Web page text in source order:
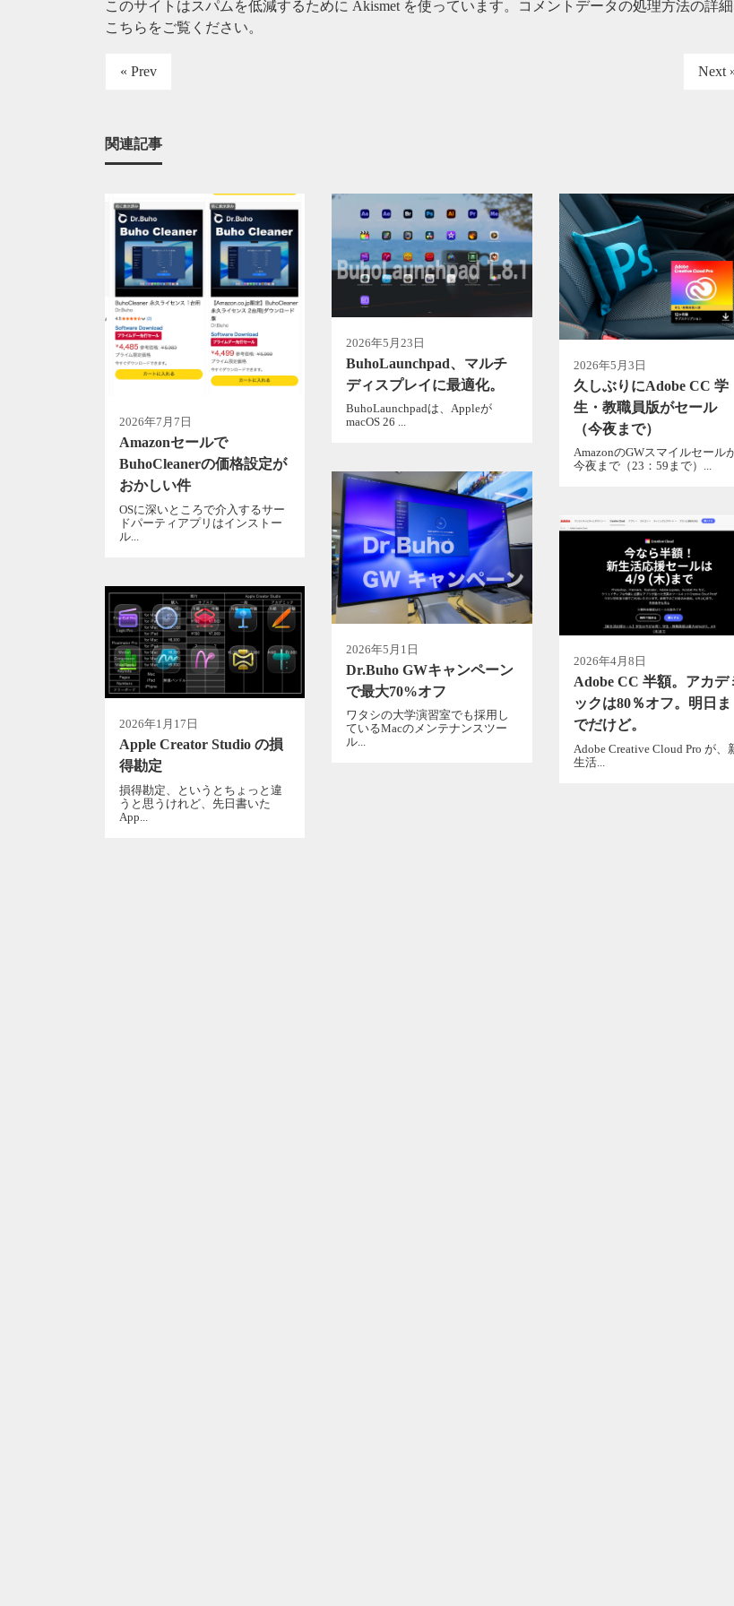
このサイトはスパムを低減するために Akismet を使っています。
コメントデータの処理方法の詳
こちらをご覧ください。
« Prev Next
関連記事
2026年7月7日
Amazonセールで
BuhoCleanerの価格設定が
おかしい件
OSに深いところで介入するサー
ドパーティアプリはインストー
ル...
2026年5月23日
BuhoLaunchpad、マルチ
ディスプレイに最適化。
BuhoLaunchpadは、Appleが
macOS 26 ...
2026年5月3日
久しぶりにAdobe CC 学
生・教職員版がセール
（今夜まで）
AmazonのGWスマイルセール
今夜まで（23：59まで）...
2026年5月1日
Dr.Buho GWキャンペーン
で最大70%オフ
ワタシの大学演習室でも採用し
ているMacのメンテナンスツー
ル...
2026年4月8日
Adobe CC 半額。アカデ
ックは80％オフ。明日ま
でだけど。
Adobe Creative Cloud Pro が、
生活...
2026年1月17日
Apple Creator Studio の損
得勘定
損得勘定、というとちょっと違
うと思うけれど、先日書いた
App...